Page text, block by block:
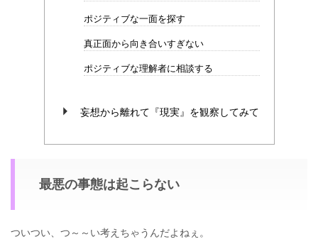
ポジティブな一面を探す
真正面から向き合いすぎない
ポジティブな理解者に相談する
妄想から離れて『現実』を観察してみて
最悪の事態は起こらない
ついつい、つ～～い考えちゃうんだよねぇ。